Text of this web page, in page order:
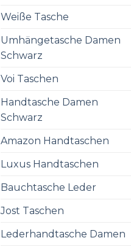
Weiße Tasche
Umhängetasche Damen
Schwarz
Voi Taschen
Handtasche Damen
Schwarz
Amazon Handtaschen
Luxus Handtaschen
Bauchtasche Leder
Jost Taschen
Lederhandtasche Damen